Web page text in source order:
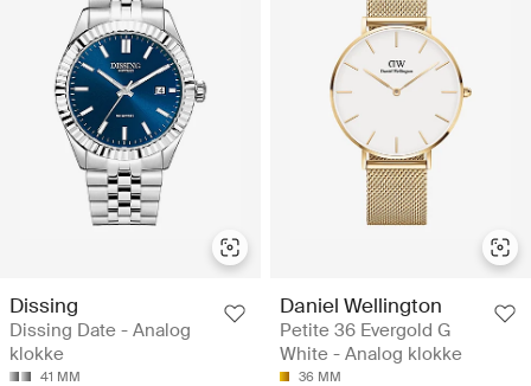
Dissing
Dissing Date - Analog
klokke
41 MM
Daniel Wellington
Petite 36 Evergold G
White - Analog klokke
36 MM